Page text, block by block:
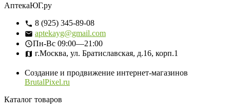
АптекаЮГ.ру
8 (925) 345-89-08
aptekayg@gmail.com
Пн-Вс 09:00—21:00
г.Москва, ул. Братиславская, д.16, корп.1
Создание и продвижение интернет-магазинов
BrutalPixel.ru
Каталог товаров